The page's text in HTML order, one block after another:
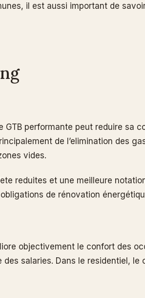
il est aussi important de
performante peut reduire sa
de l’elimination des
vides.
reduites et une meilleure
de rénovation
objectivement le confort des
salaries. Dans le residentiel,